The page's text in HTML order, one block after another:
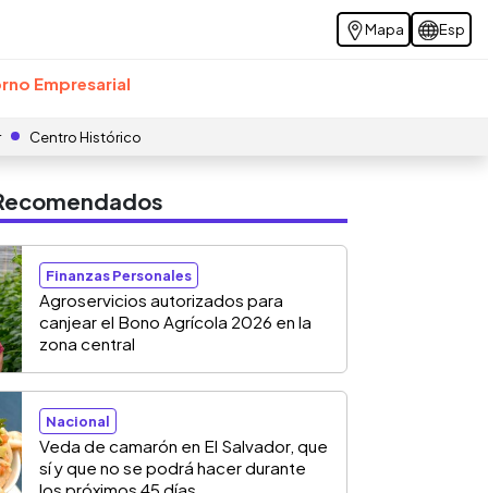
Mapa Esp
Empresarial
Centro Histórico
Finanzas Personales
Agroservicios autorizados para
canjear el Bono Agrícola 2026 en la
zona central
Nacional
Veda de camarón en El Salvador, que
sí y que no se podrá hacer durante